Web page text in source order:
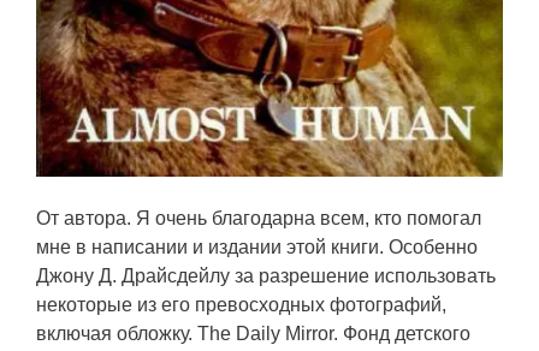
От автора. Я очень благодарна всем, кто помогал
мне в написании и издании этой книги. Особенно
Джону Д. Драйсдейлу за разрешение использовать
некоторые из его превосходных фотографий,
включая обложку. The Daily Mirror. Фонд детского